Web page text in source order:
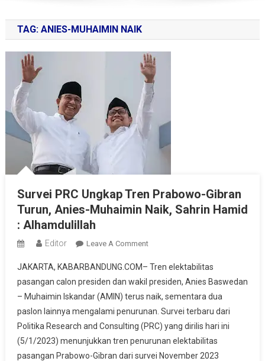
TAG: ANIES-MUHAIMIN NAIK
Survei PRC Ungkap Tren Prabowo-Gibran
Turun, Anies-Muhaimin Naik, Sahrin Hamid
: Alhamdulillah
Editor Leave A CommentOn
PRC
Ungkap
Tren
Prabowo-
Gibran
Turun,
Anies-
JAKARTA, KABARBANDUNG.COM– Tren elektabilitas
pasangan calon presiden dan wakil presiden, Anies Baswedan
– Muhaimin Iskandar (AMIN) terus naik, sementara dua
paslon lainnya mengalami penurunan. Survei terbaru dari
Politika Research and Consulting (PRC) yang dirilis hari ini
(5/1/2023) menunjukkan tren penurunan elektabilitas
pasangan Prabowo-Gibran dari survei November 2023